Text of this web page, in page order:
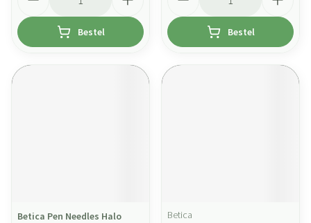
Bestel Bestel
Betica Pen Needles Halo
Betica